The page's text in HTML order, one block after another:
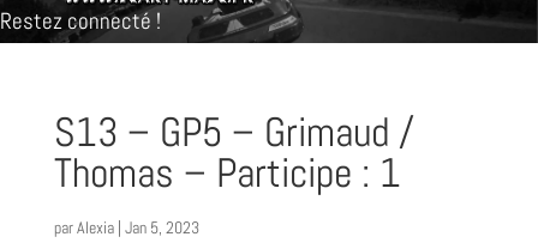
Restez connecté !
S13 – GP5 – Grimaud /
Thomas – Participe : 1
parAlexia| Jan 5, 2023